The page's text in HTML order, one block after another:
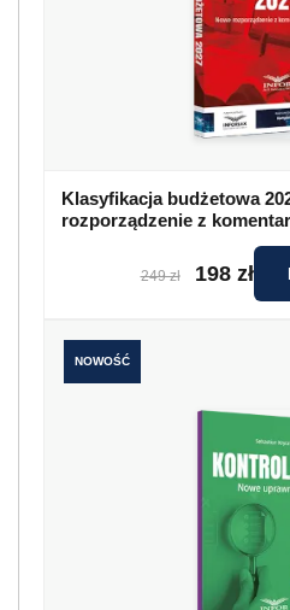
Klasyfikacja budżetowa
rozporządzenie z
249 zł 198 zł
NOWOŚĆ